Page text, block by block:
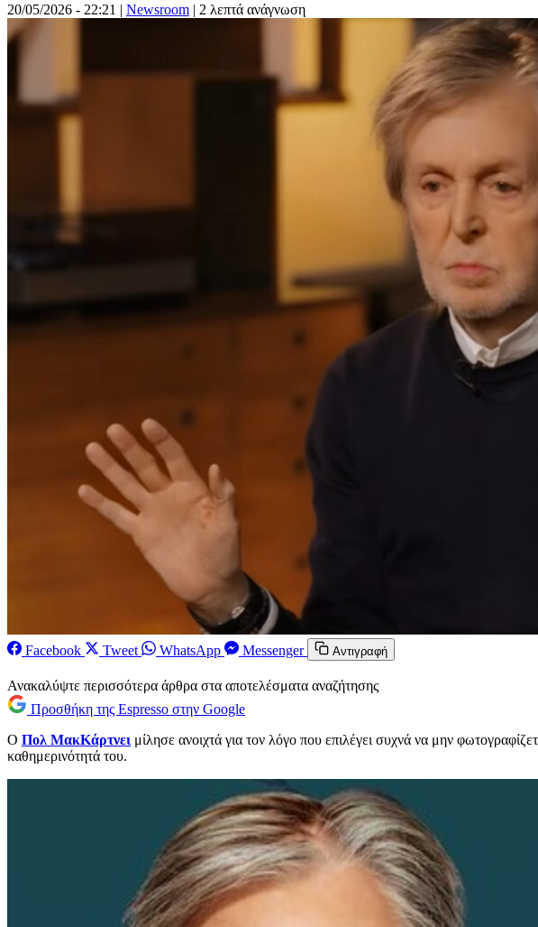
20/05/2026 - 22:21 | Newsroom | 2 λεπτά ανάγνωση
Facebook Tweet WhatsApp Messenger Αντιγραφή
Ανακαλύψτε περισσότερα άρθρα στα αποτελέσματα αναζήτησης
Προσθήκη της Espresso στην Google
Ο Πολ ΜακΚάρτνει μίλησε ανοιχτά για τον λόγο που επιλέγει συχνά να μην
καθημερινότητά του.